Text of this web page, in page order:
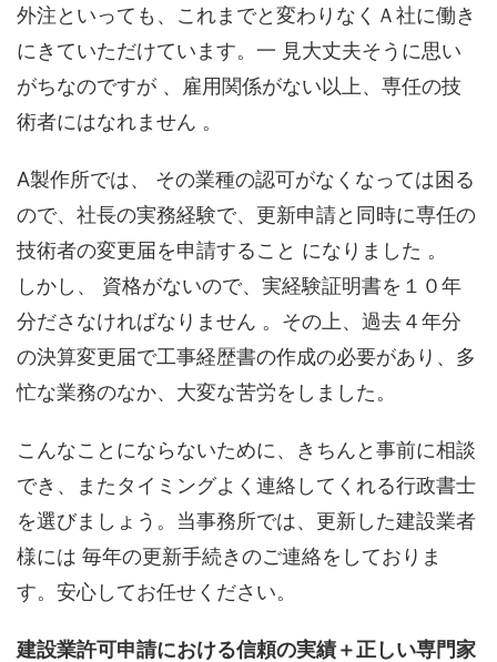
外注といっても、これまでと変わりなくＡ社に働き
にきていただけています。一 見大丈夫そうに思い
がちなのですが 、雇用関係がない以上、専任の技
術者にはなれません 。
A製作所では、 その業種の認可がなくなっては困る
ので、社長の実務経験で、更新申請と同時に専任の
技術者の変更届を申請すること になりました 。
しかし、 資格がないので、実経験証明書を１０年
分ださなければなりません 。その上、過去４年分
の決算変更届で工事経歴書の作成の必要があり、多
忙な業務のなか、大変な苦労をしました。
こんなことにならないために、きちんと事前に相談
でき、またタイミングよく連絡してくれる行政書士
を選びましょう。当事務所では、更新した建設業者
様には 毎年の更新手続きのご連絡をしておりま
す。安心してお任せください。
建設業許可申請における信頼の実績＋正しい専門家